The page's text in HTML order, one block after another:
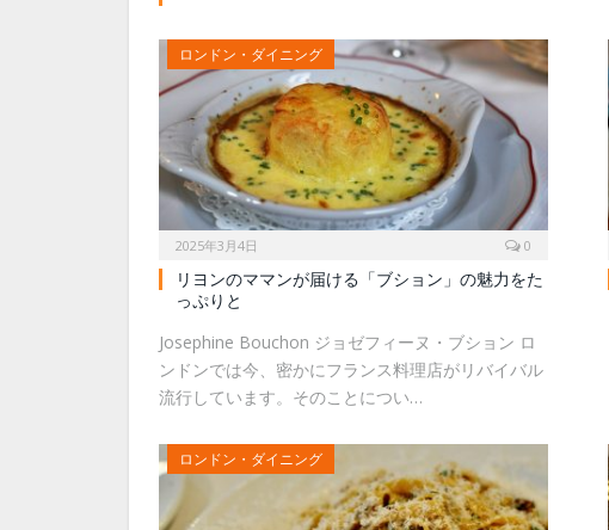
ロンドン・ダイニング
2025年3月4日 0
リヨンのママンが届ける「ブション」の魅力をた
っぷりと
Josephine Bouchon ジョゼフィーヌ・ブション ロ
ンドンでは今、密かにフランス料理店がリバイバル
流行しています。そのことについ…
ロンドン・ダイニング